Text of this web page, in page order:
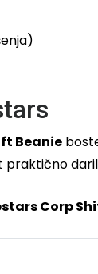
Beanie
Corp